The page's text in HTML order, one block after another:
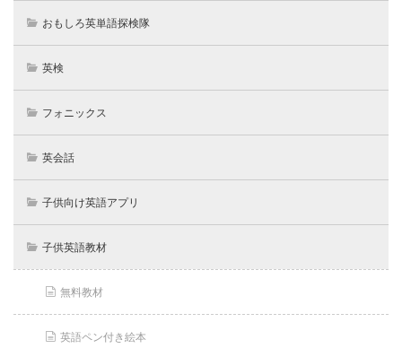
おもしろ英単語探検隊
英検
フォニックス
英会話
子供向け英語アプリ
子供英語教材
無料教材
英語ペン付き絵本